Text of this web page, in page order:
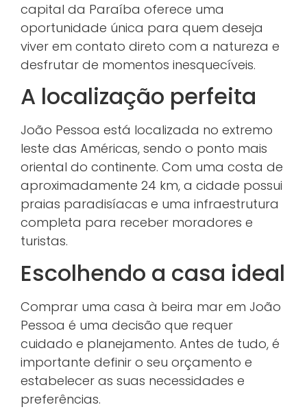
capital da Paraíba oferece uma
oportunidade única para quem deseja
viver em contato direto com a natureza e
desfrutar de momentos inesquecíveis.
A localização perfeita
João Pessoa está localizada no extremo
leste das Américas, sendo o ponto mais
oriental do continente. Com uma costa de
aproximadamente 24 km, a cidade possui
praias paradisíacas e uma infraestrutura
completa para receber moradores e
turistas.
Escolhendo a casa ideal
Comprar uma casa à beira mar em João
Pessoa é uma decisão que requer
cuidado e planejamento. Antes de tudo, é
importante definir o seu orçamento e
estabelecer as suas necessidades e
preferências.